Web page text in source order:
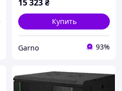
15 323₴
Купить
Garno 93%